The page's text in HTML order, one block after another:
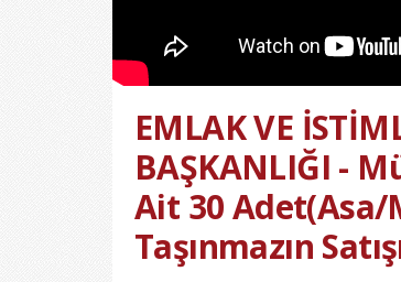
EMLAK VE
BAŞKANLIĞI -
Ait 30
Taşınmazın